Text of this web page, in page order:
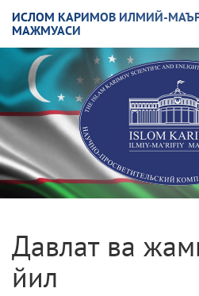
ИСЛОМ КАРИМОВ ИЛМИЙ-
МАЖМУАСИ
Давлат ва
йил